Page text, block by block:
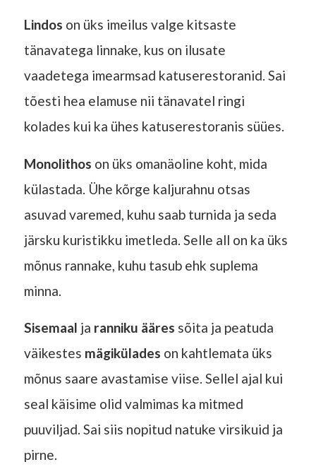
Lindos on üks imeilus valge kitsaste
tänavatega linnake, kus on ilusate
vaadetega imearmsad katuserestoranid. Sai
tõesti hea elamuse nii tänavatel ringi
kolades kui ka ühes katuserestoranis süües.
Monolithos on üks omanäoline koht, mida
külastada. Ühe kõrge kaljurahnu otsas
asuvad varemed, kuhu saab turnida ja seda
järsku kuristikku imetleda. Selle all on ka üks
mõnus rannake, kuhu tasub ehk suplema
minna.
Sisemaal ja ranniku ääres sõita ja peatuda
väikestes mägikülades on kahtlemata üks
mõnus saare avastamise viise. Sellel ajal kui
seal käisime olid valmimas ka mitmed
puuviljad. Sai siis nopitud natuke virsikuid ja
pirne.